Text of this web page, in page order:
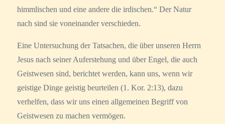
himmlischen und eine andere die irdischen.“ Der Natur
nach sind sie voneinander verschieden.
Eine Untersuchung der Tatsachen, die über unseren Herrn
Jesus nach seiner Auferstehung und über Engel, die auch
Geistwesen sind, berichtet werden, kann uns, wenn wir
geistige Dinge geistig beurteilen (1. Kor. 2:13), dazu
verhelfen, dass wir uns einen allgemeinen Begriff von
Geistwesen zu machen vermögen.